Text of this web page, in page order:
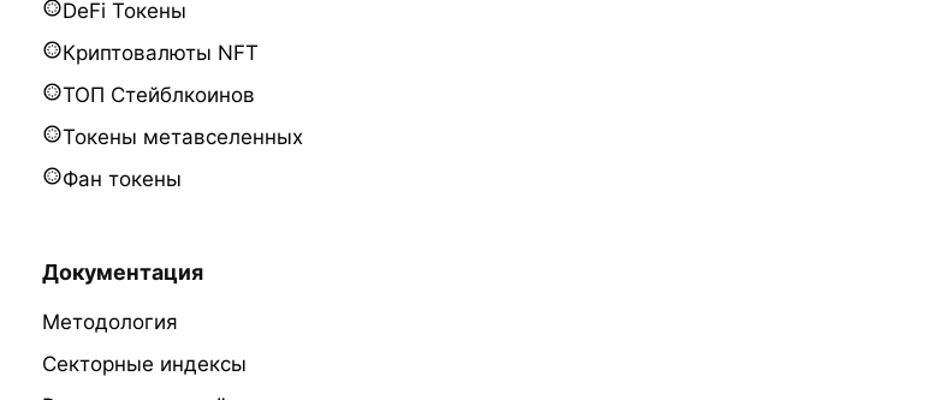
DeFi Токены
Криптовалюты NFT
ТОП Стейблкоинов
Токены метавселенных
Фан токены
Документация
Методология
Секторные индексы